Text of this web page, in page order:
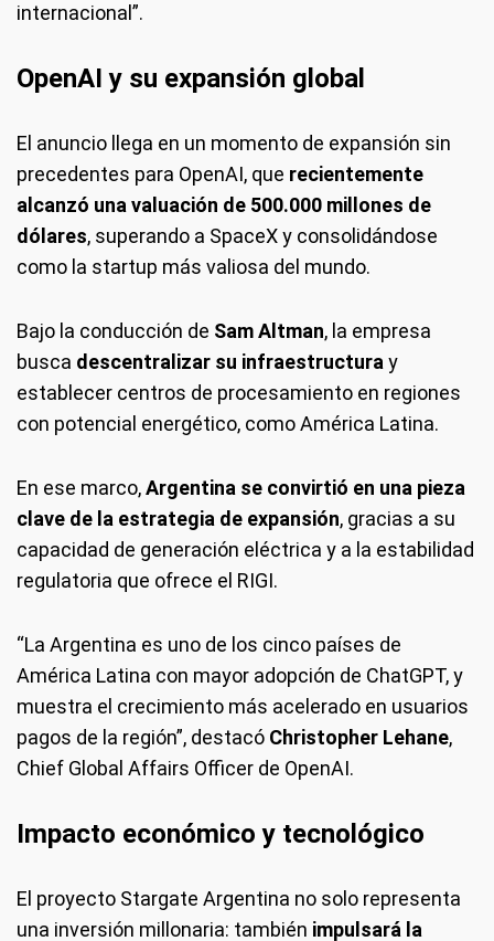
internacional”.
OpenAI y su expansión global
El anuncio llega en un momento de expansión sin
precedentes para OpenAI, que recientemente
alcanzó una valuación de 500.000 millones de
dólares, superando a SpaceX y consolidándose
como la startup más valiosa del mundo.
Bajo la conducción de Sam Altman, la empresa
busca descentralizar su infraestructura y
establecer centros de procesamiento en regiones
con potencial energético, como América Latina.
En ese marco,Argentina se convirtió en una pieza
clave de la estrategia de expansión, gracias a su
capacidad de generación eléctrica y a la estabilidad
regulatoria que ofrece el RIGI.
“La Argentina es uno de los cinco países de
América Latina con mayor adopción de ChatGPT, y
muestra el crecimiento más acelerado en usuarios
pagos de la región”, destacó Christopher Lehane,
Chief Global Affairs Officer de OpenAI.
Impacto económico y tecnológico
El proyecto Stargate Argentina no solo representa
una inversión millonaria: también impulsará la